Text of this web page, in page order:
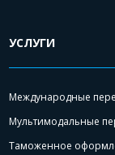
УСЛУГИ
Международные
Мультимодальные
Таможенное